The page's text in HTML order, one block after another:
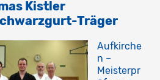
Kistler
Träger
Aufkirche
n –
Meisterpr